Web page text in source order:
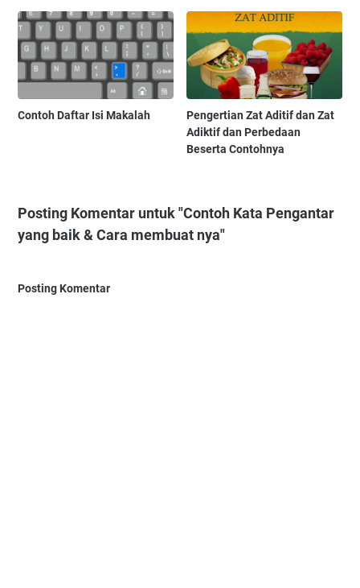
Contoh Daftar Isi Makalah
Pengertian Zat Aditif dan Zat
Adiktif dan Perbedaan
Beserta Contohnya
Posting Komentar untuk "Contoh Kata Pengantar
yang baik & Cara membuat nya"
Posting Komentar